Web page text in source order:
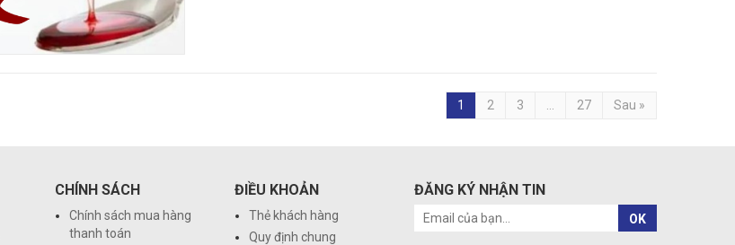
1 2 3 27 Sau »
CHÍNH SÁCH
Chính sách mua hàng
thanh toán
ĐIỀU KHOẢN
Thẻ khách hàng
Quy định chung
ĐĂNG KÝ NHẬN TIN
OK